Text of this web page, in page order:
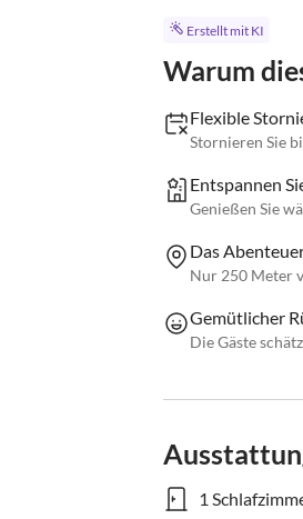
Erstellt mit KI
Warum
Flexible
Stornieren Sie
Entspannen
Genießen Sie
Das
Nur 250 Meter
Gemütlicher
Die Gäste
1